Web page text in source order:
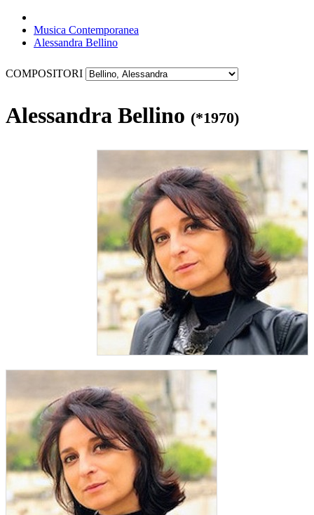
Musica Contemporanea
Alessandra Bellino
COMPOSITORI
Alessandra Bellino (*1970)